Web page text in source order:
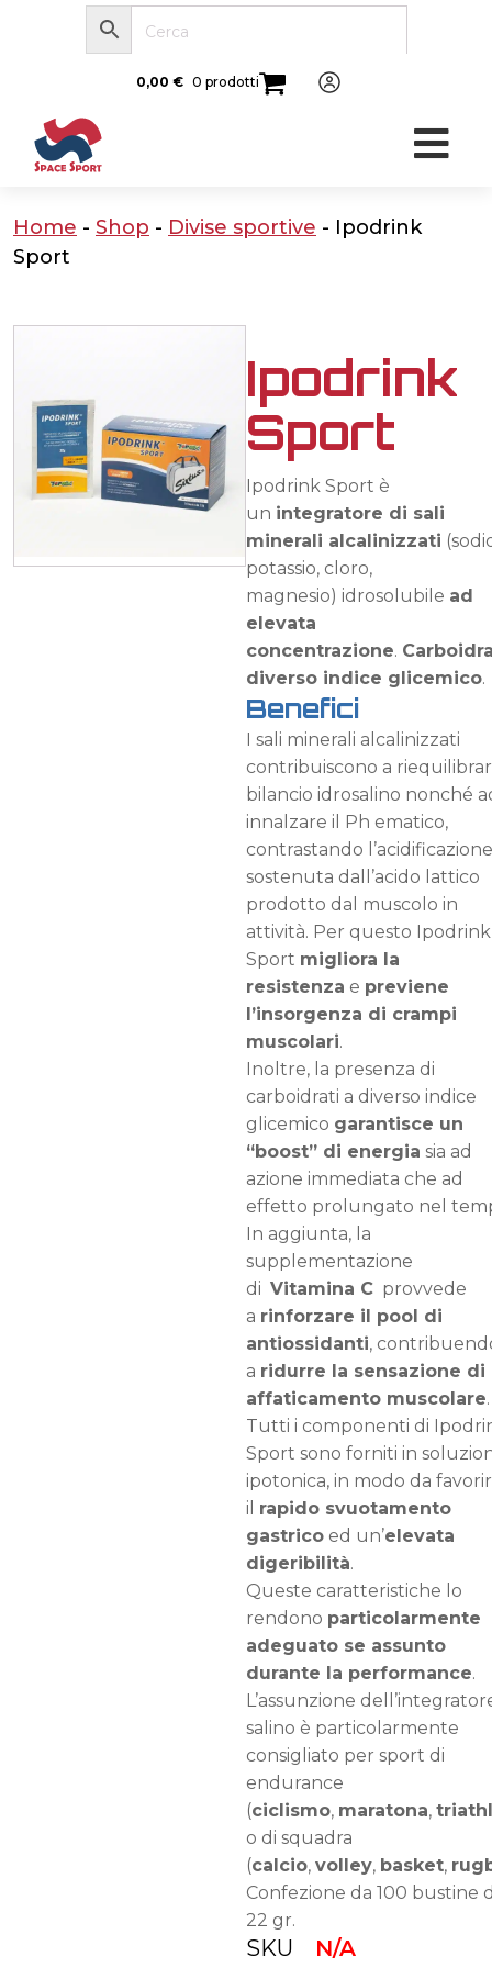
0,00 € 0 prodotti
Home - Shop - Divise sportive - Ipodrink
Sport
Ipodrink
Sport
Ipodrink Sport è
un integratore di sali
minerali alcalinizzati
potassio, cloro,
magnesio) idrosolubile ad
elevata
concentrazione.
diverso indice glicemico.
Benefici
I sali minerali alcalinizzati
contribuiscono a
bilancio idrosalino nonché
innalzare il Ph ematico,
contrastando l’acidificazione
sostenuta dall’acido lattico
prodotto dal muscolo in
attività. Per questo Ipodrink
Sport migliora la
resistenza e previene
l’insorgenza di crampi
muscolari.
Inoltre, la presenza di
carboidrati a diverso indice
glicemico garantisce un
“boost” di energia sia ad
azione immediata che ad
effetto prolungato nel
In aggiunta, la
supplementazione
di Vitamina C provvede
a rinforzare il pool di
antiossidanti,
a ridurre la sensazione di
affaticamento muscolare.
Tutti i componenti di
Sport sono forniti in
ipotonica, in modo da
il rapido svuotamento
gastrico ed un’elevata
digeribilità.
Queste caratteristiche lo
rendono particolarmente
adeguato se assunto
durante la performance.
L’assunzione
salino è particolarmente
consigliato per sport di
endurance
(ciclismo, maratona,
o di squadra
(calcio, volley, basket,
Confezione da 100 bustine
22 gr.
SKU N/A